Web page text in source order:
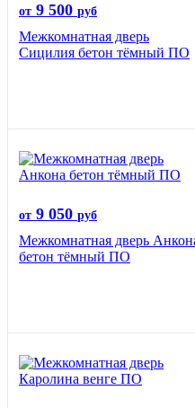
от 9 500 руб
Межкомнатная дверь
Сицилия бетон тёмный ПО
от 9 050 руб
Межкомнатная дверь
бетон тёмный ПО